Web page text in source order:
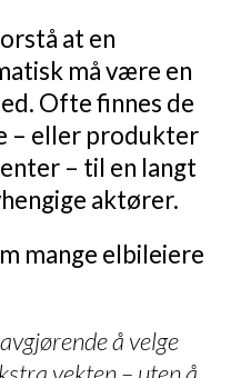
at en
må være en
Ofte finnes de
– eller produkter
– til en langt
aktører.
mange elbileiere
å velge